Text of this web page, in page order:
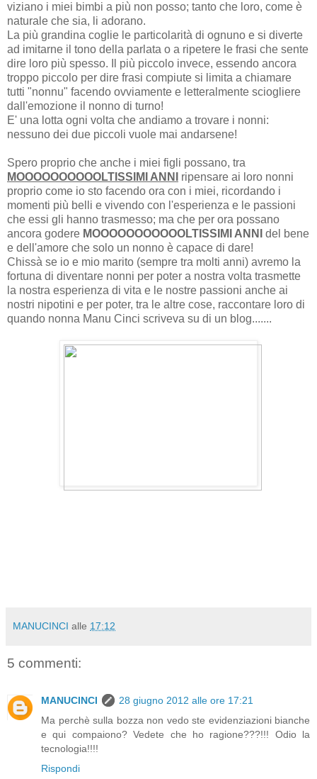
viziano i miei bimbi a più non posso; tanto che loro, come è
naturale che sia, li adorano.
La più grandina coglie le particolarità di ognuno e si diverte
ad imitarne il tono della parlata o a ripetere le frasi che sente
dire loro più spesso. Il più piccolo invece, essendo ancora
troppo piccolo per dire frasi compiute si limita a chiamare
tutti "nonnu" facendo ovviamente e letteralmente sciogliere
dall'emozione il nonno di turno!
E' una lotta ogni volta che andiamo a trovare i nonni:
nessuno dei due piccoli vuole mai andarsene!
Spero proprio che anche i miei figli possano, tra
MOOOOOOOOOOLTISSIMI ANNI
ripensare ai loro nonni
proprio come io sto facendo ora con i miei, ricordando i
momenti più belli e vivendo con l'esperienza e le passioni
che essi gli hanno trasmesso; ma che per ora possano
ancora godere MOOOOOOOOOOOLTISSIMI ANNI
del bene
e dell'amore che solo un nonno è capace di dare!
Chissà se io e mio marito (sempre tra molti anni) avremo la
fortuna di diventare nonni per poter a nostra volta trasmette
la nostra esperienza di vita e le nostre passioni anche ai
nostri nipotini e per poter, tra le altre cose, raccontare loro di
quando nonna Manu Cinci scriveva su di un blog.......
MANUCINCI alle 17:12
5 commenti:
MANUCINCI
28 giugno 2012 alle ore 17:21
Ma perchè sulla bozza non vedo ste evidenziazioni bianche
e qui compaiono? Vedete che ho ragione???!!! Odio la
tecnologia!!!!
Rispondi